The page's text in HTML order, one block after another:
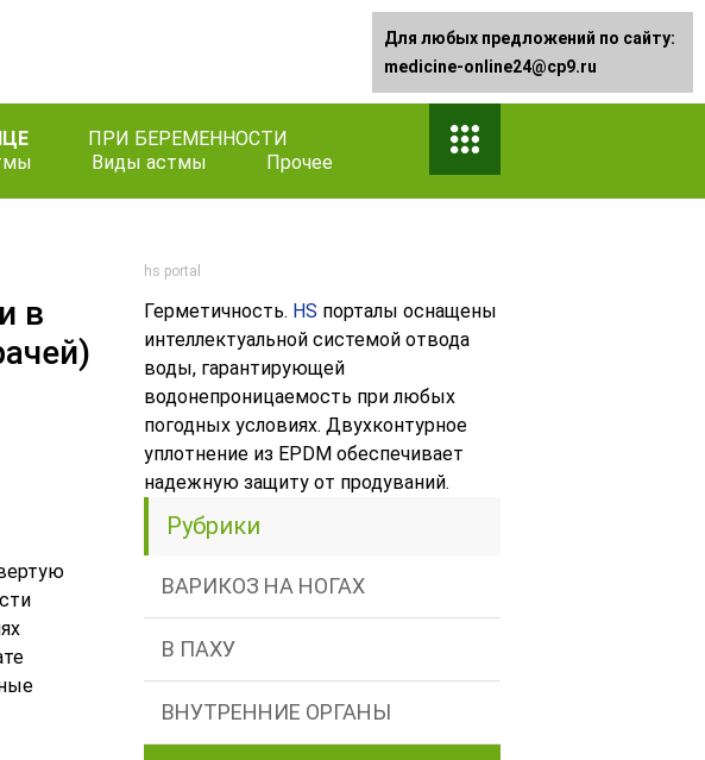
ПРИ БЕРЕМЕННОСТИ
Виды астмы Прочее
в
hs portal
Герметичность. HS порталы оснащены
интеллектуальной системой отвода
воды, гарантирующей
водонепроницаемость при любых
погодных условиях. Двухконтурное
уплотнение из EPDM обеспечивает
надежную защиту от продуваний.
Рубрики
ВАРИКОЗ НА НОГАХ
В ПАХУ
ВНУТРЕННИЕ ОРГАНЫ
Для любых предложений по сайту:
medicine-online24@cp9.ru